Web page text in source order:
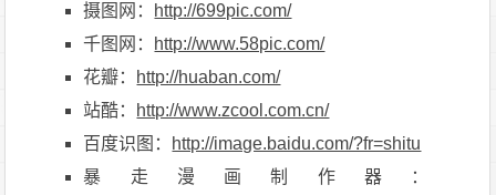
摄图网： http://699pic.com/
千图网： http://www.58pic.com/
花瓣： http://huaban.com/
站酷： http://www.zcool.com.cn/
百度识图： http://image.baidu.com/?fr=shitu
暴走漫画制作器：